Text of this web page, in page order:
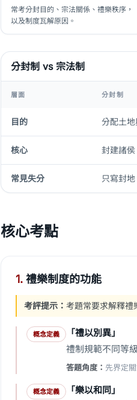
常考分封目的、宗法關係、禮樂秩序，
以及制度瓦解原因。
分封制 vs 宗法制
層面 分封制
目的 分配土
核心 封建諸
常見失分 只寫封
核心考點
1. 禮樂制度的功能
考評提示： 考題常要求解釋
概念定義
「禮以別異」
禮制規範不同等
答題角度： 先界定
概念定義
「樂以和同」